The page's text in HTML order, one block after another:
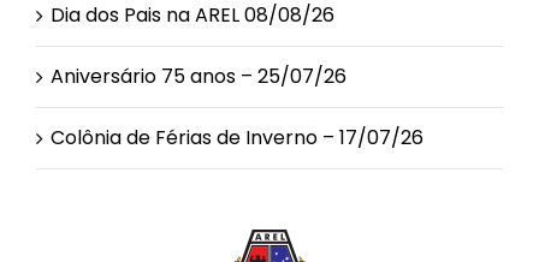
Dia dos Pais na AREL 08/08/26
Aniversário 75 anos – 25/07/26
Colônia de Férias de Inverno – 17/07/26